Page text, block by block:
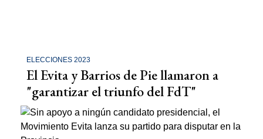
ELECCIONES 2023
El Evita y Barrios de Pie llamaron a
"garantizar el triunfo del FdT"